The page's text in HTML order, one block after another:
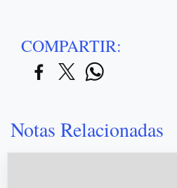
COMPARTIR:
Notas Relacionadas